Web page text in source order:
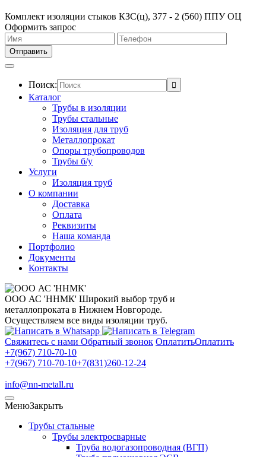
Комплект изоляции стыков КЗС(ц), 377 - 2 (560) ППУ ОЦ
Оформить запрос
Поиск:
Каталог
Трубы в изоляции
Трубы стальные
Изоляция для труб
Металлопрокат
Опоры трубопроводов
Трубы б/у
Услуги
Изоляция труб
О компании
Доставка
Оплата
Реквизиты
Наша команда
Портфолио
Документы
Контакты
ООО АС 'ННМК' Широкий выбор труб и
металлопроката в Нижнем Новгороде.
Осуществляем все виды изоляции труб.
Свяжитесь с нами Обратный звонок ОплатитьОплатить
+7(967) 710-70-10
+7(967) 710-70-10+7(831)260-12-24
info@nn-metall.ru
МенюЗакрыть
Трубы стальные
Трубы электросварные
Труба водогазопроводная (ВГП)